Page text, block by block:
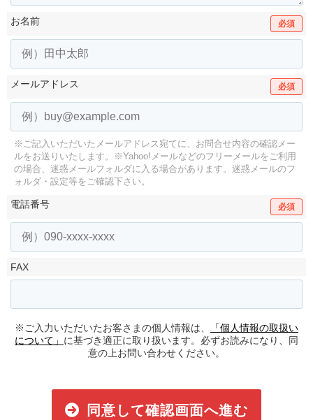
お名前 必須
メールアドレス 必須
※ご記入いただいたメールアドレス宛てに、お問合せ内容の確認メー
ルをお送りいたします。
※Yahoo!メールなどのフリーメールをご利用
の場合、迷惑メールフォルダに入る場合があります。 迷惑メールのフ
ォルダ・設定等をご確認下さい。
電話番号 必須
FAX
※ご入力いただいたお客さまの個人情報は、
「個人情報の取扱い
について」 に基づき適正に取り扱います。必ずお読みになり、同
意の上お問い合わせください。
同意して確認画面へ進む